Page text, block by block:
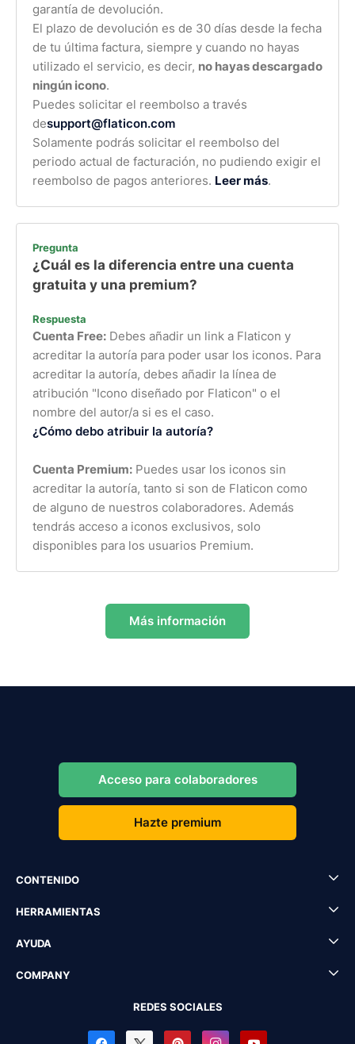
garantía de devolución.
El plazo de devolución es de 30 días desde la fecha
de tu última factura, siempre y cuando no hayas
utilizado el servicio, es decir, no hayas descargado
ningún icono.
Puedes solicitar el reembolso a través
desupport@flaticon.com
Solamente podrás solicitar el reembolso del
periodo actual de facturación, no pudiendo exigir el
reembolso de pagos anteriores. Leer más.
Pregunta
¿Cuál es la diferencia entre una cuenta
gratuita y una premium?
Respuesta
Cuenta Free: Debes añadir un link a Flaticon y
acreditar la autoría para poder usar los iconos. Para
acreditar la autoría, debes añadir la línea de
atribución "Icono diseñado por Flaticon" o el
nombre del autor/a si es el caso.
¿Cómo debo atribuir la autoría?
Cuenta Premium: Puedes usar los iconos sin
acreditar la autoría, tanto si son de Flaticon como
de alguno de nuestros colaboradores. Además
tendrás acceso a iconos exclusivos, solo
disponibles para los usuarios Premium.
Más información
Acceso para colaboradores
Hazte premium
CONTENIDO
HERRAMIENTAS
AYUDA
COMPANY
REDES SOCIALES